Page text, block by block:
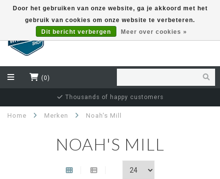
(0)
Thousands of happy customers
Home Merken Noah's Mill
NOAH'S MILL
Door het gebruiken van onze website, ga je akkoord met het
gebruik van cookies om onze website te verbeteren.
Dit bericht verbergen
Meer over cookies »